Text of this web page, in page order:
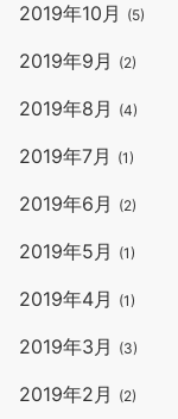
2019年10月 (5)
2019年9月 (2)
2019年8月 (4)
2019年7月 (1)
2019年6月 (2)
2019年5月 (1)
2019年4月 (1)
2019年3月 (3)
2019年2月 (2)